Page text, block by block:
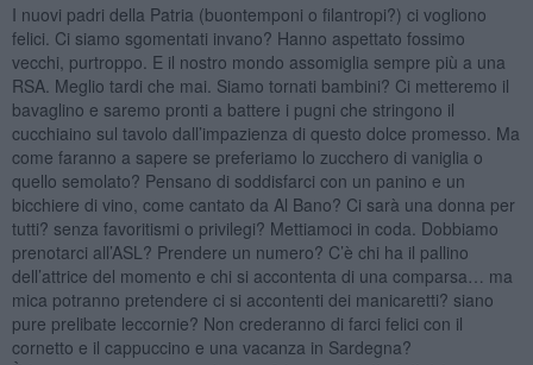
I nuovi padri della Patria (buontemponi o filantropi?) ci vogliono
felici. Ci siamo sgomentati invano? Hanno aspettato fossimo
vecchi, purtroppo. E il nostro mondo assomiglia sempre più a una
RSA. Meglio tardi che mai. Siamo tornati bambini? Ci metteremo il
bavaglino e saremo pronti a battere i pugni che stringono il
cucchiaino sul tavolo dall’impazienza di questo dolce promesso. Ma
come faranno a sapere se preferiamo lo zucchero di vaniglia o
quello semolato? Pensano di soddisfarci con un panino e un
bicchiere di vino, come cantato da Al Bano? Ci sarà una donna per
tutti? senza favoritismi o privilegi? Mettiamoci in coda. Dobbiamo
prenotarci all’ASL? Prendere un numero? C’è chi ha il pallino
dell’attrice del momento e chi si accontenta di una comparsa… ma
mica potranno pretendere ci si accontenti dei manicaretti? siano
pure prelibate leccornie? Non crederanno di farci felici con il
cornetto e il cappuccino e una vacanza in Sardegna?